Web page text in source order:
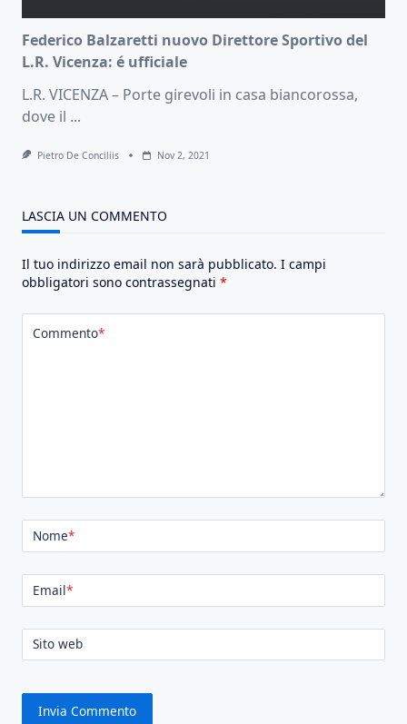
Federico Balzaretti nuovo Direttore Sportivo del
L.R. Vicenza: é ufficiale
L.R. VICENZA – Porte girevoli in casa biancorossa,
dove il ...
Pietro De Conciliis Nov 2, 2021
LASCIA UN COMMENTO
Il tuo indirizzo email non sarà pubblicato. I campi
obbligatori sono contrassegnati *
Commento*
Nome*
Email*
Sito web